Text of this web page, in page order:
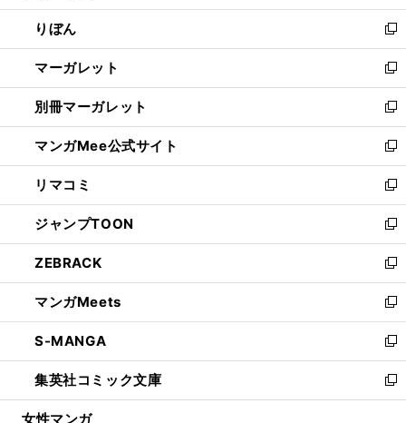
開
く
ウ
で
開
く
ン
ド
ウ
で
開
く
ウ
ィ
ン
ド
ウ
で
開
く
りぼん
新
し
い
ウ
ィ
ン
ド
ウ
で
開
く
マーガレット
新
し
い
ウ
ィ
ン
ド
ウ
で
開
く
別冊マーガレット
新
し
い
ウ
ィ
ン
ド
ウ
で
開
く
マンガMee公式サイト
新
し
い
ウ
ィ
ン
ド
ウ
で
開
く
リマコミ
新
し
い
ウ
ィ
ン
ド
ウ
で
開
く
ジャンプTOON
新
し
い
ウ
ィ
ン
ド
ウ
で
開
ZEBRACK
新
し
い
ウ
ィ
ン
ド
ウ
マンガMeets
新
し
い
ウ
ィ
ン
S-MANGA
新
し
い
ウ
集英社コミック文庫
新
し
女性マンガ